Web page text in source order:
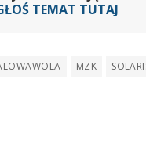
TEMAT TUTAJ
MZK